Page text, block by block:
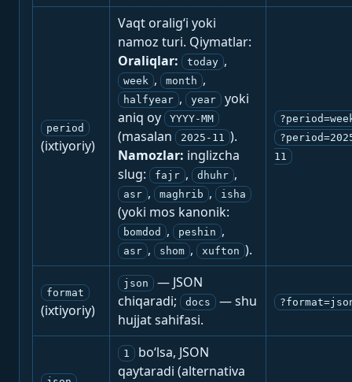
period
(ixtiyoriy)
Vaqt oralig‘i yoki
namoz turi. Qiymatlar:
Oraliqlar:
today ,
week , month ,
halfyear , year
yoki
aniq oy
YYYY-MM
(masalan 2025-11 ).
Namozlar: inglizcha
slug:
fajr , dhuhr ,
asr , maghrib , isha
(yoki mos kanonik:
bomdod , peshin ,
asr , shom , xufton ).
11
format
(ixtiyoriy)
json
— JSON
chiqaradi;
docs
— shu
hujjat sahifasi.
1
bo‘lsa, JSON
qaytaradi (alternativa